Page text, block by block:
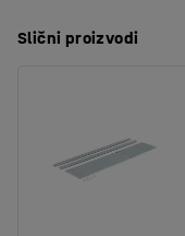
Slični proizvodi